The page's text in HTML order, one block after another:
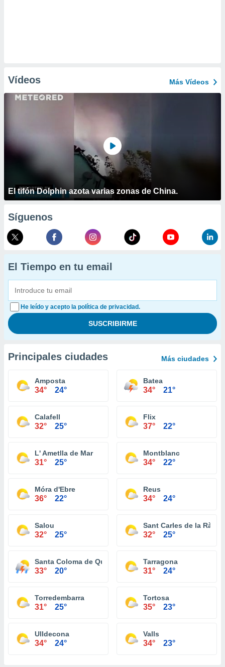
Vídeos Más Vídeos
El tifón Dolphin azota varias zonas de China.
Síguenos
El Tiempo en tu email
He leído y acepto la política de privacidad.
Principales ciudades Más ciudades
Amposta
34° 24°
Batea
34° 21°
Calafell
32° 25°
Flix
37° 22°
L' Ametlla de Mar
31° 25°
Montblanc
34° 22°
Móra d'Ebre
36° 22°
Reus
34° 24°
Salou
32° 25°
Sant Carles de la Ràpita
32° 25°
Santa Coloma de Queralt
33° 20°
Tarragona
31° 24°
Torredembarra
31° 25°
Tortosa
35° 23°
Ulldecona
34° 24°
Valls
34° 23°